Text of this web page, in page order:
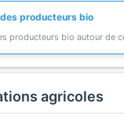
producteurs bio
producteurs bio autour de
agricoles